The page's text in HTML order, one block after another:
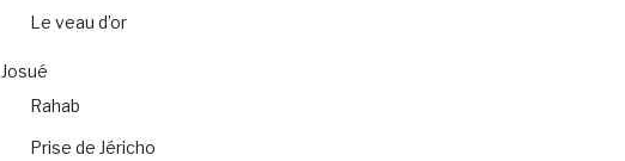
Le veau d’or
Josué
Rahab
Prise de Jéricho